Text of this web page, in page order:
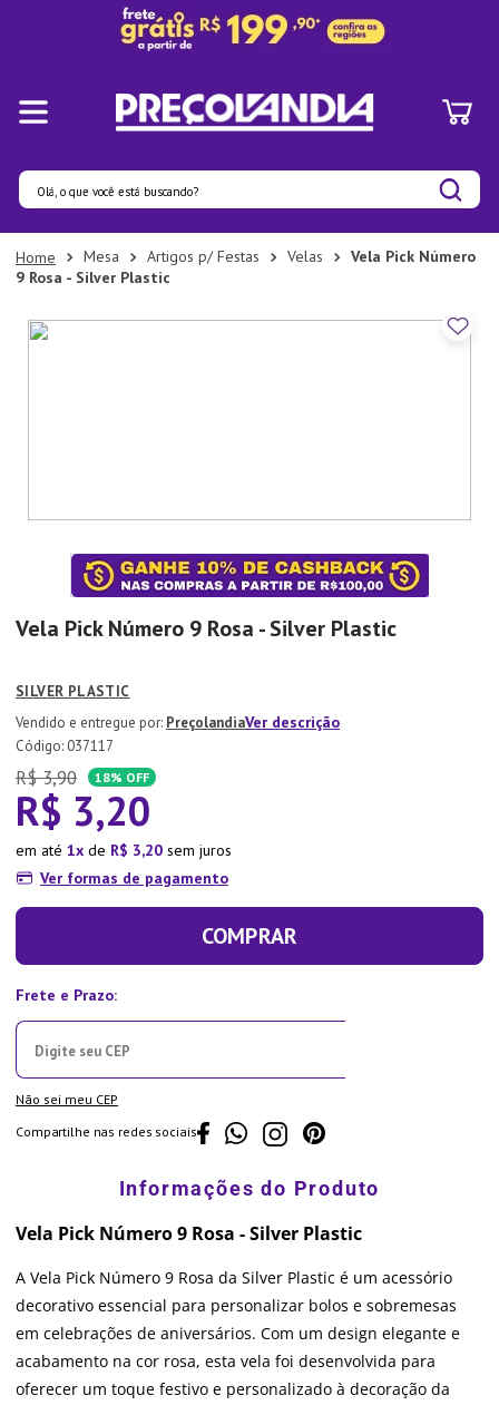
Olá, o que você está buscando?
Mesa Artigos p/ Festas Velas
Vela Pick Número
9 Rosa - Silver Plastic
Vela Pick Número 9 Rosa - Silver Plastic
SILVER PLASTIC
PreçolandiaVer descrição
: 037117
R$ 3,90 18% OFF
R$ 3,20
em até 1 de R$ 3,20 sem juros
Ver formas de pagamento
COMPRAR
Não sei meu CEP
Compartilhe nas redes sociais
Vela Pick Número 9 Rosa - Silver Plastic
A Vela Pick Número 9 Rosa da Silver Plastic é um acessório
decorativo essencial para personalizar bolos e sobremesas
em celebrações de aniversários. Com um design elegante e
acabamento na cor rosa, esta vela foi desenvolvida para
oferecer um toque festivo e personalizado à decoração da
Termos mais buscados
1º
Pratos
2º
Panelas
7º
Xicara
Tapete
Aparelho Jantar
10º Lixeira